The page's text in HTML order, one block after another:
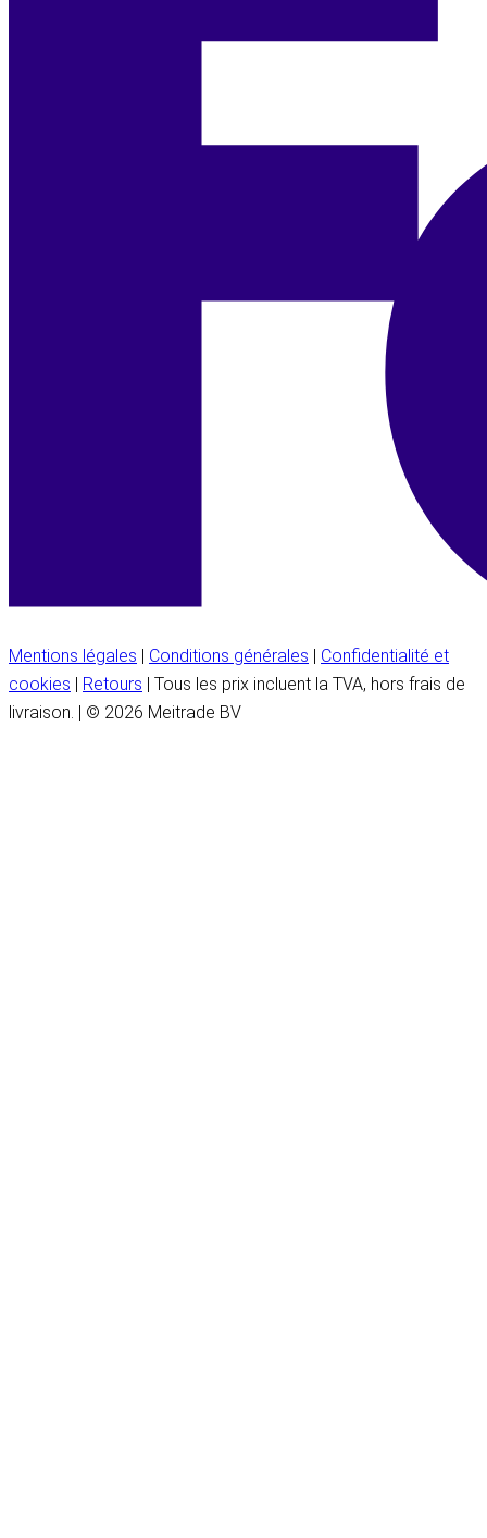
Mentions légales | Conditions générales | Confidentialité et
cookies | Retours | Tous les prix incluent la TVA, hors frais de
livraison. | © 2026 Meitrade BV